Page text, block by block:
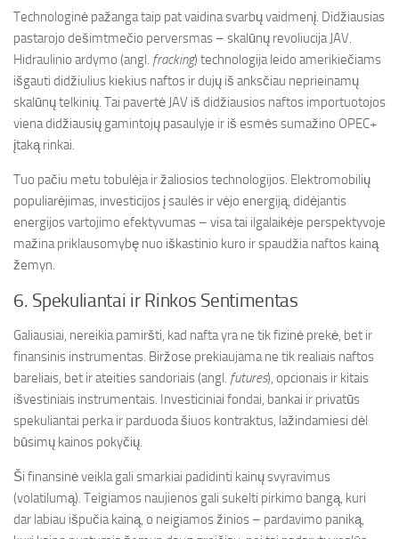
Technologinė pažanga taip pat vaidina svarbų vaidmenį. Didžiausias
pastarojo dešimtmečio perversmas – skalūnų revoliucija JAV.
Hidraulinio ardymo (angl. fracking) technologija leido amerikiečiams
išgauti didžiulius kiekius naftos ir dujų iš anksčiau neprieinamų
skalūnų telkinių. Tai pavertė JAV iš didžiausios naftos importuotojos
viena didžiausių gamintojų pasaulyje ir iš esmės sumažino OPEC+
įtaką rinkai.
Tuo pačiu metu tobulėja ir žaliosios technologijos. Elektromobilių
populiarėjimas, investicijos į saulės ir vėjo energiją, didėjantis
energijos vartojimo efektyvumas – visa tai ilgalaikėje perspektyvoje
mažina priklausomybę nuo iškastinio kuro ir spaudžia naftos kainą
žemyn.
6. Spekuliantai ir Rinkos Sentimentas
Galiausiai, nereikia pamiršti, kad nafta yra ne tik fizinė prekė, bet ir
finansinis instrumentas. Biržose prekiaujama ne tik realiais naftos
bareliais, bet ir ateities sandoriais (angl. futures), opcionais ir kitais
išvestiniais instrumentais. Investiciniai fondai, bankai ir privatūs
spekuliantai perka ir parduoda šiuos kontraktus, lažindamiesi dėl
būsimų kainos pokyčių.
Ši finansinė veikla gali smarkiai padidinti kainų svyravimus
(volatilumą). Teigiamos naujienos gali sukelti pirkimo bangą, kuri
dar labiau išpučia kainą, o neigiamos žinios – pardavimo paniką,